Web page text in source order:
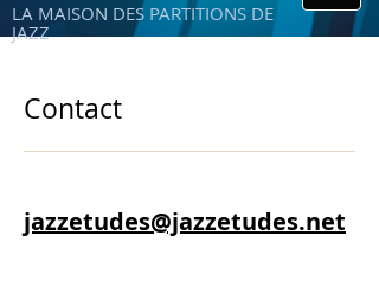
LA MAISON DES PARTITIONS DE
JAZZ
Contact
jazzetudes@jazzetudes.net